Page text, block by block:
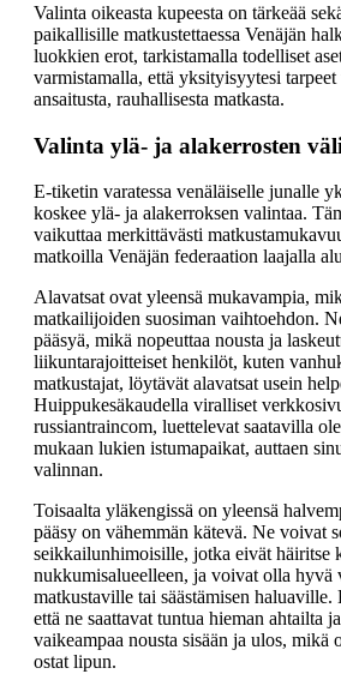
Valinta oikeasta kupeesta on tärkeää
paikallisille matkustettaessa Venäjän
luokkien erot, tarkistamalla todelliset
varmistamalla, että yksityisyytesi
ansaitusta, rauhallisesta matkasta.
Valinta ylä- ja alakerrosten
E-tiketin varatessa venäläiselle junalle
koskee ylä- ja alakerroksen valintaa.
vaikuttaa merkittävästi
matkoilla Venäjän federaation laajalla
Alavatsat ovat yleensä mukavampia,
matkailijoiden suosiman vaihtoehdon.
pääsyä, mikä nopeuttaa nousta ja
liikuntarajoitteiset henkilöt, kuten
matkustajat, löytävät alavatsat usein
Huippukesäkaudella viralliset
russiantraincom, luettelevat saatavilla
mukaan lukien istumapaikat, auttaen
valinnan.
Toisaalta yläkengissä on yleensä
pääsy on vähemmän kätevä. Ne voivat
seikkailunhimoisille, jotka eivät häiritse
nukkumisalueelleen, ja voivat olla hyvä
matkustaville tai säästämisen
että ne saattavat tuntua hieman ahtailta
vaikeampaa nousta sisään ja ulos, mikä
ostat lipun.